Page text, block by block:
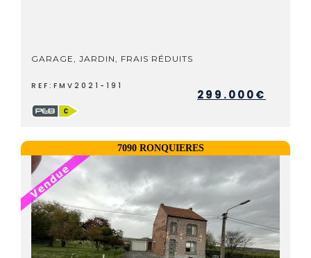
GARAGE, JARDIN, FRAIS RÉDUITS
REF:FMV2021-191
299.000€
7090 RONQUIERES